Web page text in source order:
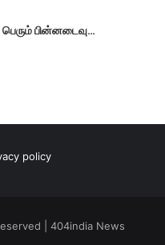
பின்​னடைவு…
policy
| 404india News